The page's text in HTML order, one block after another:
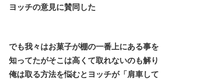
ヨッチの意見に賛同した
でも我々はお菓子が棚の一番上にある事を
知ってたがそこは高くて取れないのも解り
俺は取る方法を悩むとヨッチが「肩車して